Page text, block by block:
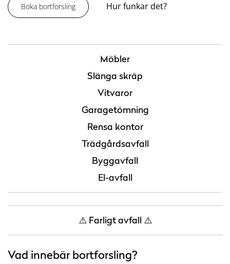
Boka bortforsling Hur funkar det?
Möbler
Slänga skräp
Vitvaror
Garagetömning
Rensa kontor
Trädgårdsavfall
Byggavfall
El-avfall
⚠️ Farligt avfall ⚠️
Vad innebär bortforsling?